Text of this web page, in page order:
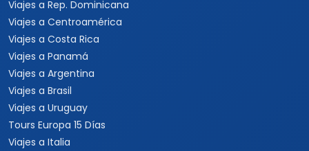
Viajes a Rep. Dominicana
Viajes a Centroamérica
Viajes a Costa Rica
Viajes a Panamá
Viajes a Argentina
Viajes a Brasil
Viajes a Uruguay
Tours Europa 15 Días
Viajes a Italia